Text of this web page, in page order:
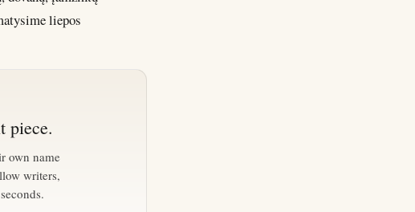
liepos
piece.
own name
writers,